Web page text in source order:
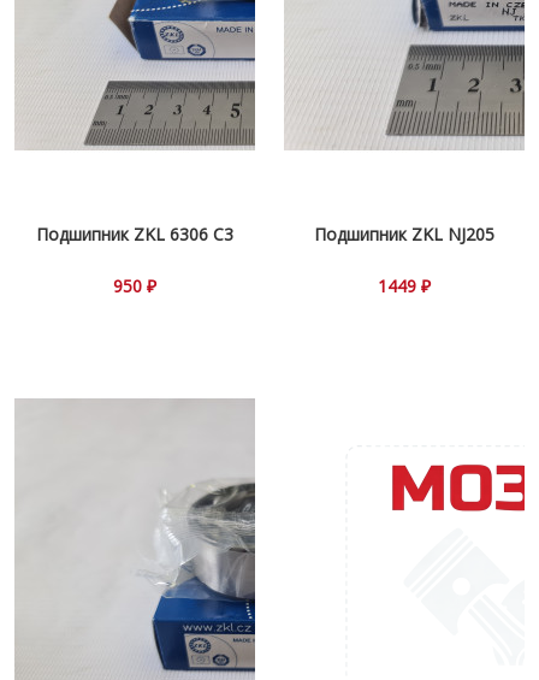
Подшипник ZKL 6306 С3
950 ₽
Подшипник ZKL NJ205
1449 ₽